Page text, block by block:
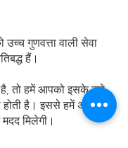
गुणवत्ता वाली सेवा
हैं।
तो हमें आपको इसके बारे
है। इससे हमें अपने
मिलेगी।